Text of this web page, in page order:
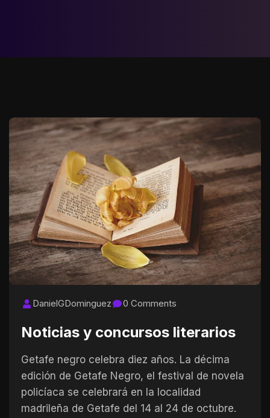
DanielGDominguez 0 Comments
Noticias y concursos literarios
Getafe negro celebra diez años. La décima
edición de Getafe Negro, el festival de novela
policíaca se celebrará en la localidad
madrileña de Getafe del 14 al 24 de octubre.